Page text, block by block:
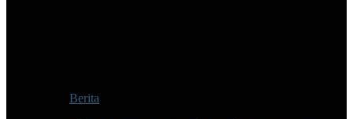
Berita